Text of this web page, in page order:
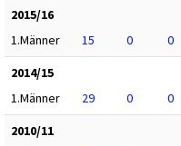
2015/16
1.Männer
15 0 0
2014/15
1.Männer
29 0 0
2010/11